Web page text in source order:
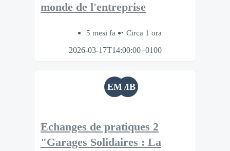
monde de l'entreprise
5 mesi fa
Circa 1 ora
2026-03-17T14:00:00+0100
EMMB
Echanges de pratiques 2
"Garages Solidaires : La